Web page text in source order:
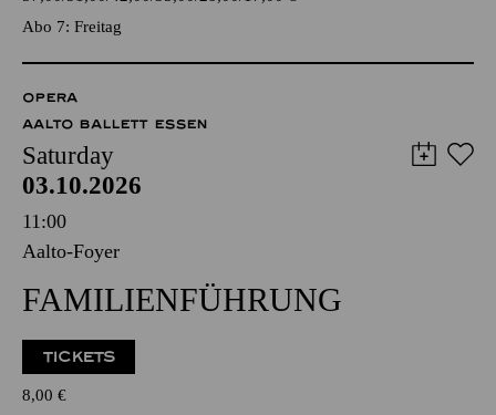
Abo 7: Freitag
OPERA
AALTO BALLETT ESSEN
Saturday
03.10.2026
11:00
Aalto-Foyer
FAMILIENFÜHRUNG
TICKETS
8,00 €